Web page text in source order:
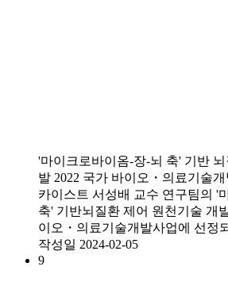
'마이크로바이옴-장-뇌 축' 기반
발 2022 국가 바이오・의료기술
카이스트 서성배 교수 연구팀의 '
축' 기반뇌질환 제어 원천기술 개
이오・의료기술개발사업에 선정
작성일 2024-02-05
9